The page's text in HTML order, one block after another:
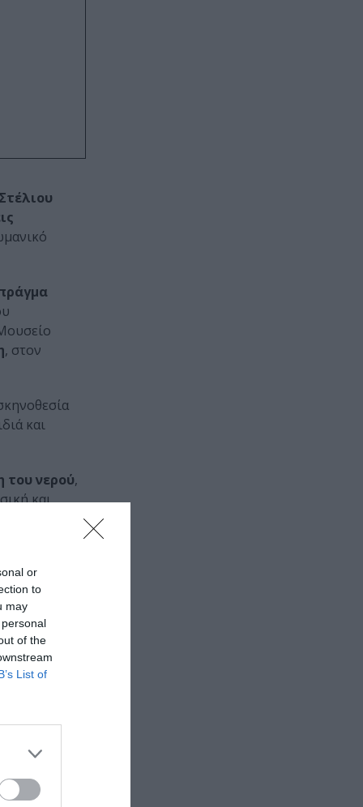
or
to
may
of the
List of
, στον
και
του νερού,
και